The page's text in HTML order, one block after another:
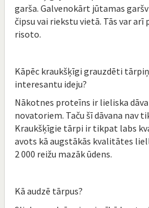
garša. Galvenokārt jūtamas
čipsu vai riekstu vietā. Tās var
risoto.
Kāpēc kraukšķīgi grauzdēti
interesantu ideju?
Nākotnes proteīns ir lieliska
novatoriem. Taču šī dāvana nav
Kraukšķīgie tārpi ir tikpat labs
avots kā augstākās kvalitātes
2 000 reižu mazāk ūdens.
Kā audzē tārpus?